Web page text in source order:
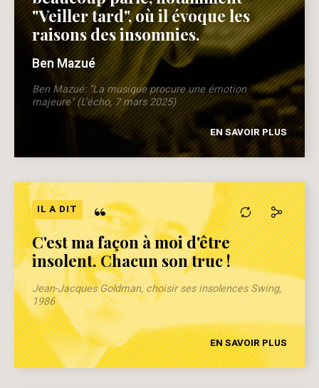
"Veiller tard", où il évoque les
raisons des insomnies.
Ben Mazué
Ben Mazué: "La musique procure une émotion
majeure" (L'écho, 7 mars 2025)
EN SAVOIR PLUS
IL A DIT “
C'est ma façon à moi d'être
insolent. Chacun son truc !
Jean-Jacques Goldman, choisir ses insolences Swing,
1986
EN SAVOIR PLUS